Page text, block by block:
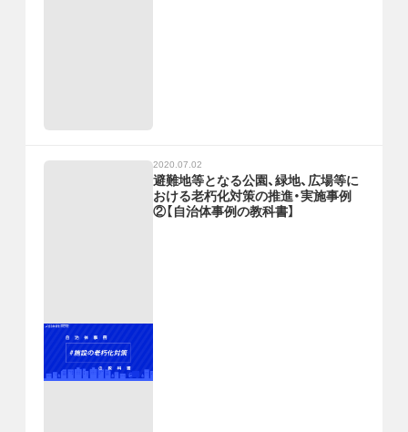
2020.07.02
避難地等となる公園、緑地、広場等に
おける老朽化対策の推進・実施事例
②【自治体事例の教科書】